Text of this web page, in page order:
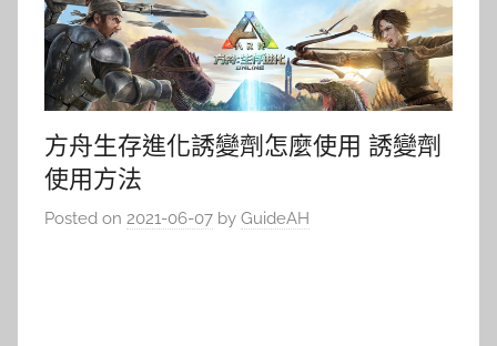
方舟生存進化誘變劑怎麼使用 誘變劑
使用方法
Posted on 2021-06-07 by GuideAH